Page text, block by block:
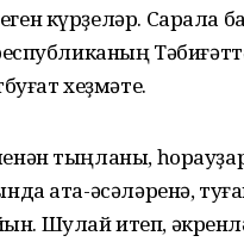
күрҙеләр. Сарала
хеҙмәте.
тыңланы,
ата-әсәләренә,
Шулай итеп,